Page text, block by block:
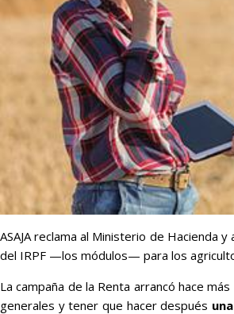
ASAJA reclama al Ministerio de Hacienda
del IRPF —los módulos— para los
La campaña de la Renta arrancó hace
generales y tener que hacer después